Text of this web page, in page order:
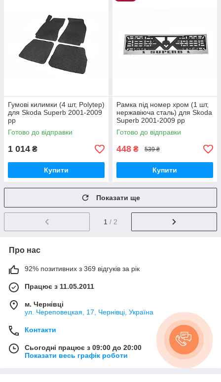
Гумові килимки (4 шт, Polytep)
для Skoda Superb 2001-2009
рр
Готово до відправки
1 014 ₴
Купити
Рамка під номер хром (1 шт,
нержавіюча сталь) для Skoda
Superb 2001-2009 рр
Готово до відправки
448 ₴ 539 ₴
Купити
Показати ще
1 / 2
Про нас
92% позитивних з 369 відгуків за рік
Працює з 11.05.2011
м. Чернівці
ул. Череповецкая, 17, Чернівці, Україна
Контакти
Сьогодні працює з 09:00 до 20:00
Показати весь графік роботи